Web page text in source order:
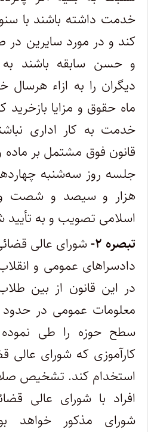
خدمت داشته باشند با
کند و در مورد سایرین در
و حسن سابقه باشند به
دیگران را به ازاء
ماه حقوق و مزایا
خدمت به کار اداری
‌قانون فوق مشتمل بر
جلسه روز سه‌شنبه
هزار و سیصد و شصت
اسلامی تصویب و به تأیید
‌تبصره ۲-
شورای عالی
دادسراهای عمومی و
در این قانون از بین
معلومات عمومی در
سطح حوزه را طی نموده
کارآموزی که شورای عالی
استخدام کند. ‌تشخیص
افراد با شورای عالی
شورای مذکور خواهد